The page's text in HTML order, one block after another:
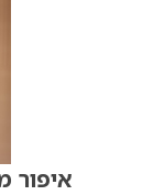
איפור